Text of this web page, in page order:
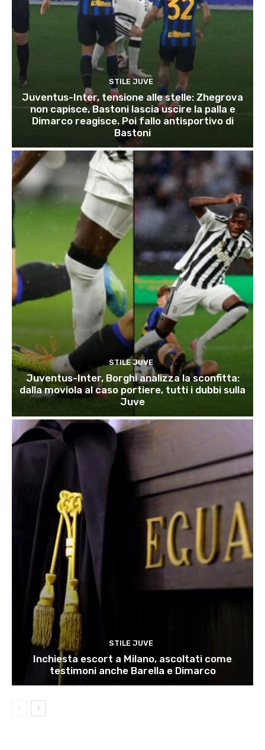
STILE JUVE
Juventus-Inter, tensione alle stelle: Zhegrova
non capisce, Bastoni lascia uscire la palla e
Dimarco reagisce. Poi fallo antisportivo di
Bastoni
STILE JUVE
Juventus-Inter, Borghi analizza la sconfitta:
dalla moviola al caso portiere, tutti i dubbi sulla
Juve
STILE JUVE
Inchiesta escort a Milano, ascoltati come
testimoni anche Barella e Dimarco